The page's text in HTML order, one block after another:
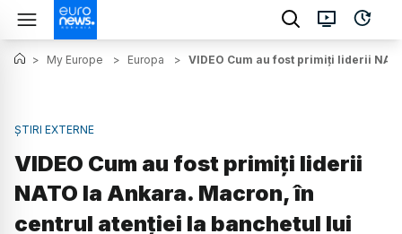
> My Europe > Europa > VIDEO Cum au fost primiți liderii
ȘTIRI EXTERNE
VIDEO Cum au fost primiți liderii
NATO la Ankara. Macron, în
centrul atenției la banchetul lui